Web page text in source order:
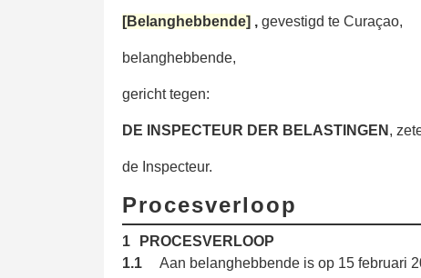
[Belanghebbende] , gevestigd te Curaçao,
belanghebbende,
gericht tegen:
DE INSPECTEUR DER BELASTINGEN ,
de Inspecteur.
Procesverloop
1
PROCESVERLOOP
1.1
Aan belanghebbende is op 15 februari